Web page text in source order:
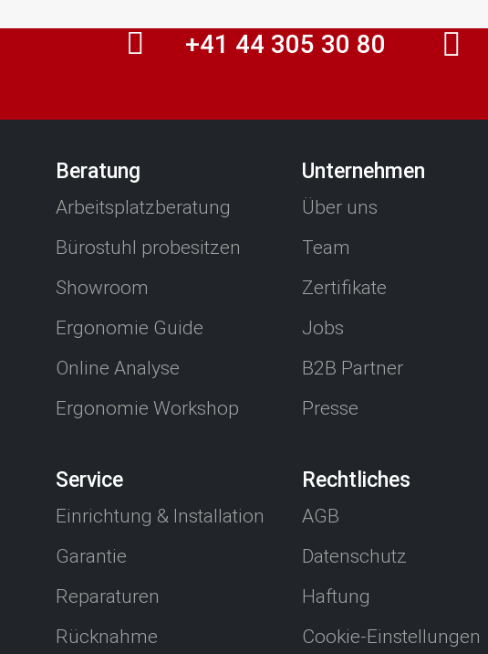
+41 44 305 30 80
Beratung
Arbeitsplatzberatung
Bürostuhl probesitzen
Showroom
Ergonomie Guide
Online Analyse
Ergonomie Workshop
Unternehmen
Über uns
Team
Zertifikate
Jobs
B2B Partner
Presse
Service
Einrichtung & Installation
Garantie
Reparaturen
Rücknahme
Rechtliches
AGB
Datenschutz
Haftung
Cookie-Einstellungen